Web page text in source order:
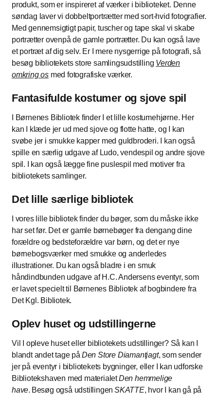
produkt, som er inspireret af værker i biblioteket. Denne
søndag laver vi dobbeltportrætter med sort-hvid fotografier.
Med gennemsigtigt papir, tuscher og tape skal vi skabe
portrætter ovenpå de gamle portrætter. Du kan også lave
et portræt af dig selv. Er I mere nysgerrige på fotografi, så
besøg bibliotekets store samlingsudstilling Verden
omkring os med fotografiske værker.
Fantasifulde kostumer og sjove spil
I Børnenes Bibliotek finder I et lille kostumehjørne. Her
kan I klæde jer ud med sjove og flotte hatte, og I kan
svøbe jer i smukke kapper med guldbroderi. I kan også
spille en særlig udgave af Ludo, vendespil og andre sjove
spil. I kan også lægge fine puslespil med motiver fra
bibliotekets samlinger.
Det lille særlige bibliotek
I vores lille bibliotek finder du bøger, som du måske ikke
har set før. Det er gamle børnebøger fra dengang dine
forældre og bedsteforældre var børn, og det er nye
børnebogsværker med smukke og anderledes
illustrationer. Du kan også bladre i en smuk
håndindbunden udgave af H.C. Andersens eventyr, som
er lavet specielt til Børnenes Bibliotek af bogbindere fra
Det Kgl. Bibliotek.
Oplev huset og udstillingerne
Vil I opleve huset eller bibliotekets udstillinger? Så kan I
blandt andet tage påDen Store Diamantjagt, som sender
jer på eventyr i bibliotekets bygninger, eller I kan udforske
Bibliotekshaven med materialetDen hemmelige
have. Besøg også udstillingenSKATTE, hvor I kan gå på